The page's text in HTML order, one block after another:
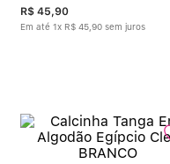
R$ 45,90
Em até 1x R$ 45 90 sem juros